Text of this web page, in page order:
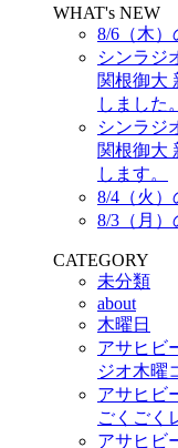
WHAT's NEW
8/6（木
シンラジ
関根御大
しました。
シンラジ
関根御大
します。
8/4（火
8/3（月
CATEGORY
未分類
about
木曜日
アサヒビ
ジオ木曜
アサヒビ
ごくごく
アサヒビ